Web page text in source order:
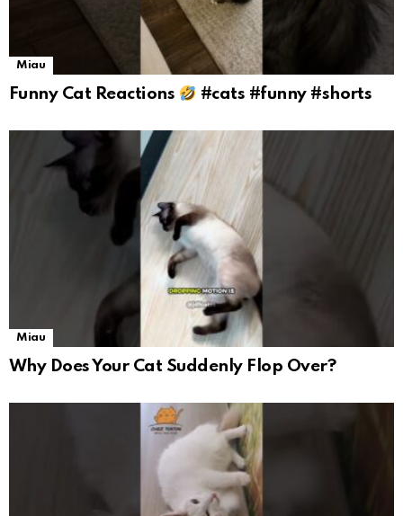
Miau
Funny Cat Reactions #cats #funny #shorts
Miau
Why Does Your Cat Suddenly Flop Over?